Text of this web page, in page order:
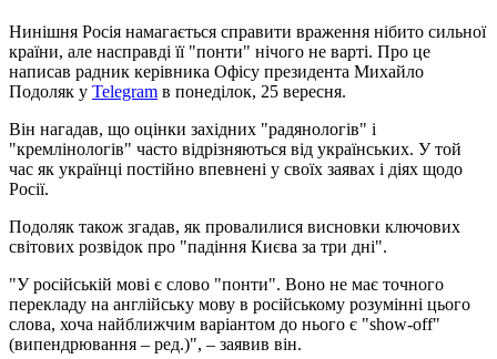
Нинішня Росія намагається справити враження нібито сильної
країни, але насправді її "понти" нічого не варті. Про це
написав радник керівника Офісу президента Михайло
Подоляк у Telegram в понеділок, 25 вересня.
Він нагадав, що оцінки західних "радянологів" і
"кремлінологів" часто відрізняються від українських. У той
час як українці постійно впевнені у своїх заявах і діях щодо
Росії.
Подоляк також згадав, як провалилися висновки ключових
світових розвідок про "падіння Києва за три дні".
"У російській мові є слово "понти". Воно не має точного
перекладу на англійську мову в російському розумінні цього
слова, хоча найближчим варіантом до нього є "show-off"
(випендрювання – ред.)", – заявив він.